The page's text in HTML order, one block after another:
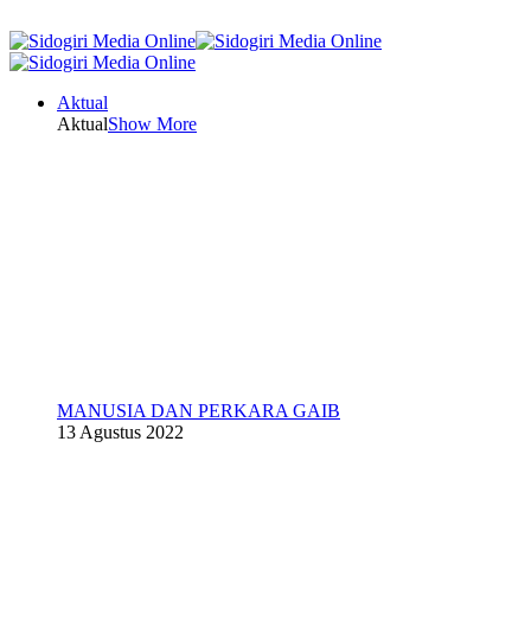
Aktual
AktualShow More
MANUSIA DAN PERKARA GAIB
13 Agustus 2022